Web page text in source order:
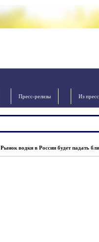
Пресс-релизы Из
Рынок водки в России будет падать